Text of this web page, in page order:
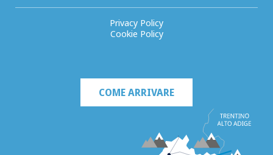
Privacy Policy
Cookie Policy
COME ARRIVARE